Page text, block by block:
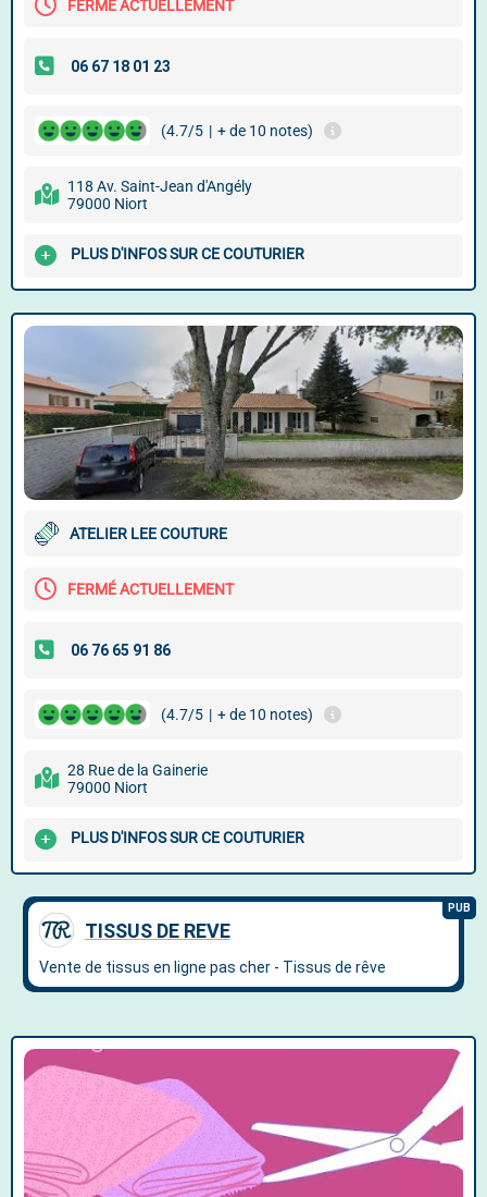
FERMÉ ACTUELLEMENT
(4.7/5 | + de 10 notes)
118 Av. Saint-Jean d'Angély
79000 Niort
PLUS D'INFOS SUR CE COUTURIER
ATELIER LEE COUTURE
FERMÉ ACTUELLEMENT
(4.7/5 | + de 10 notes)
28 Rue de la Gainerie
79000 Niort
PLUS D'INFOS SUR CE COUTURIER